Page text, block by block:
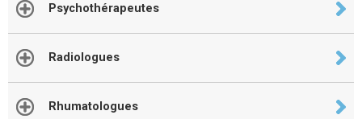
Psychothérapeutes
Radiologues
Rhumatologues